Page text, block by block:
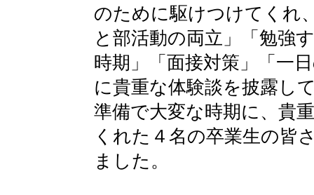
のために駆けつけてくれ
と部活動の両立」「勉強
時期」「面接対策」「一
に貴重な体験談を披露し
準備で大変な時期に、貴
くれた４名の卒業生の皆
ました。